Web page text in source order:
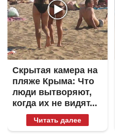
Скрытая камера на
пляже Крыма: Что
люди вытворяют,
когда их не видят...
Читать далее